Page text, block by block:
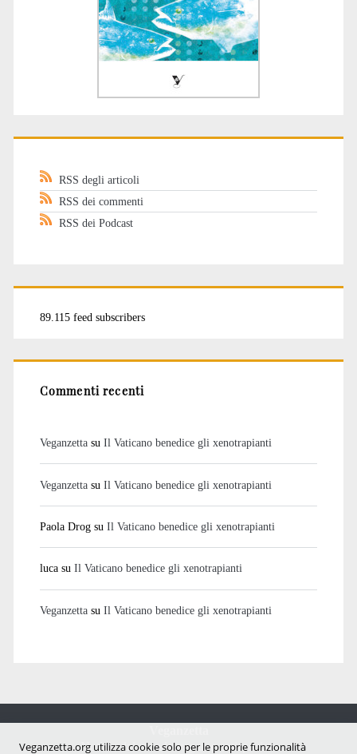
RSS degli articoli
RSS dei commenti
RSS dei Podcast
89.115 feed subscribers
Commenti recenti
Veganzettasu Il Vaticano benedice gli xenotrapianti
Veganzettasu Il Vaticano benedice gli xenotrapianti
Paola Drogsu Il Vaticano benedice gli xenotrapianti
lucasu Il Vaticano benedice gli xenotrapianti
Veganzettasu Il Vaticano benedice gli xenotrapianti
Notizie dal mondo vegan e antispecista
Veganzetta.org utilizza cookie solo per le proprie funzionalità